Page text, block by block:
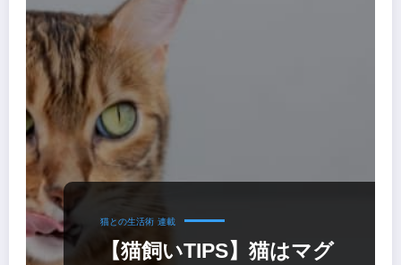
猫との生活術 連載
【猫飼いTIPS】猫はマグ